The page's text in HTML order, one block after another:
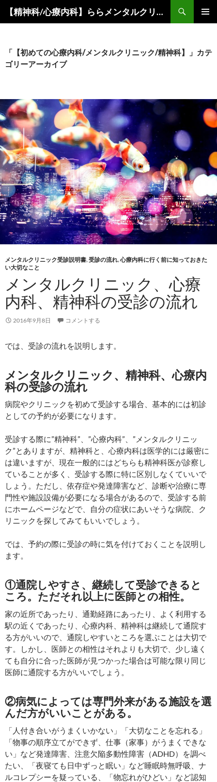
へ
ッ
プ
【精神科/心療内科】ららメンタルクリニック
「【初めての心療内科/メンタルクリニック/精神科】」カテ
ゴリーアーカイブ
メンタルクリニック受診説明書,受診の流れ,心療内科に行く前に知っておきた
い大切なこと
メンタルクリニック、心療
内科、精神科の受診の流れ
2016年9月8日 コメントする
では、受診の流れを説明します。
メンタルクリニック、精神科、心療内
科の受診の流れ
病院やクリニックを初めて受診する場合、基本的には初診
としての予約が必要になります。
受診する際に”精神科”、”心療内科”、”メンタルクリニッ
ク”とありますが、精神科と、心療内科は医学的には厳密に
は違いますが、現在一般的にはどちらも精神科医が診察し
ていることが多く、受診する際に特に区別しなくていいで
しょう。ただし、依存症や発達障害など、診断や治療に専
門性や施設設備が必要になる場合があるので、受診する前
にホームページなどで、自分の症状にあいそうな病院、ク
リニックを探してみてもいいでしょう。
では、予約の際に受診の時に気を付けておくことを説明し
ます。
①通院しやすさ、継続して受診できると
ころ。ただそれ以上に医師との相性。
家の近所であったり、通勤経路にあったり、よく利用する
駅の近くであったり、心療内科、精神科は継続して通院す
る方がいいので、通院しやすいところを選ぶことは大切で
す。しかし、医師との相性はそれよりも大切で、少し遠く
ても自分に合った医師が見つかった場合は可能な限り同じ
医師に通院する方がいいでしょう。
②病気によっては専門外来がある施設を選
んだ方がいいことがある。
「人付き合いがうまくいかない」「大切なことを忘れる」
「物事の順序立てができず、仕事（家事）がうまくできな
い」など発達障害、注意欠陥多動性障害（ADHD）を調べ
たい、「夜寝ても日中ずっと眠い」など睡眠時無呼吸、ナ
ルコレプシーを疑っている、「物忘れがひどい」など認知